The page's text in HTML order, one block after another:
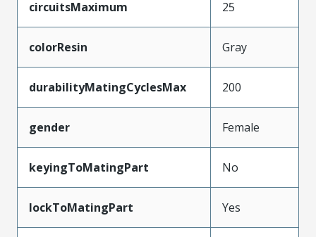
circuitsMaximum 25
colorResin Gray
durabilityMatingCyclesMax 200
gender Female
keyingToMatingPart No
lockToMatingPart Yes